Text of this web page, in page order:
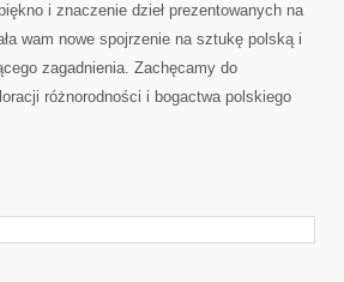
i znaczenie dzieł prezentowanych‍ na
wam‍ nowe‍ spojrzenie na sztukę polską​ i
zagadnienia. Zachęcamy do​
różnorodności i bogactwa polskiego